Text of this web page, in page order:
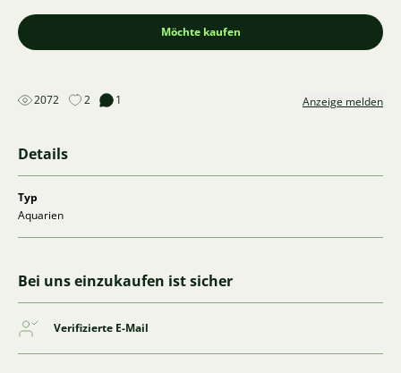
Möchte kaufen
2072 2 1 Anzeige melden
Details
Typ
Aquarien
Bei uns einzukaufen ist sicher
Verifizierte E-Mail